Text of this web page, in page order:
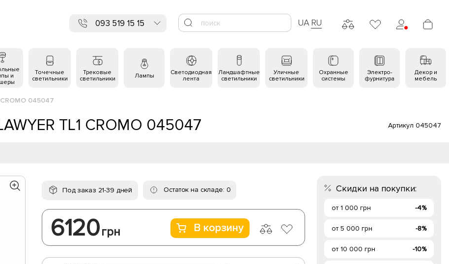
093 519 15 15 UA RU
и
Точечные
светильники
Трековые
светильники
Лампы
Светодиодная
лента
Ландшафтные
светильники
Уличные
светильники
Охранные
системы
Электро-
фурнитура
Декор и
мебель
045047
TL1 CROMO 045047 Артикул 045047
Под заказ 21-39 дней Остаток на складе: 0
6120 грн В корзину
Скидки на покупки:
от 1 000 грн -4%
от 5 000 грн -8%
от 10 000 грн -10%